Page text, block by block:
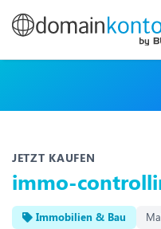
JETZT KAUFEN
immo-
Immobilien & Bau